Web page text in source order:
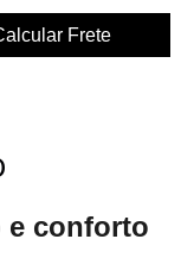
e conforto